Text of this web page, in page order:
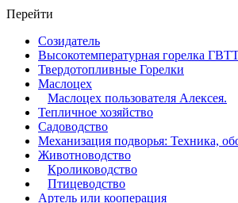
Перейти
Созидатель
Высокотемпературная горелка
Твердотопливные Горелки
Маслоцех
Маслоцех пользователя Алексея.
Тепличное хозяйство
Садоводство
Механизация подворья: Техника,
Животноводство
Кролиководство
Птицеводство
Артель или кооперация